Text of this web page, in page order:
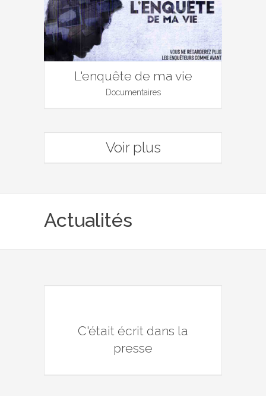
L'enquête de ma vie
Documentaires
Voir plus
Actualités
C'était écrit dans la
presse